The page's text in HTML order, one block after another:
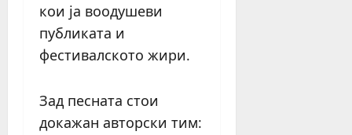
кои ја воодушеви
публиката и
фестивалското жири.
Зад песната стои
докажан авторски тим: